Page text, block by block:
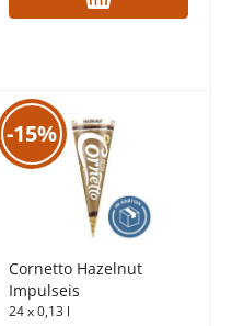
-15%
Cornetto Hazelnut
Impulseis
24 x 0,13 l